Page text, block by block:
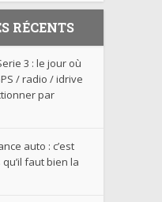
RÉCENTS
3 : le jour où
/ radio / idrive
par
auto : c’est
faut bien la